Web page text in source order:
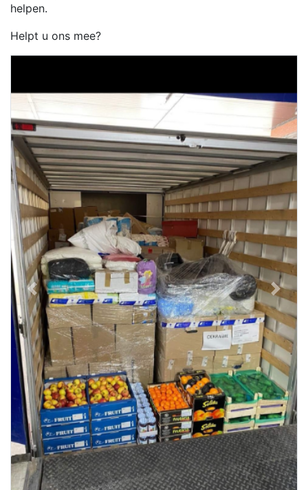
Previous Next
helpen.
Helpt u ons mee?